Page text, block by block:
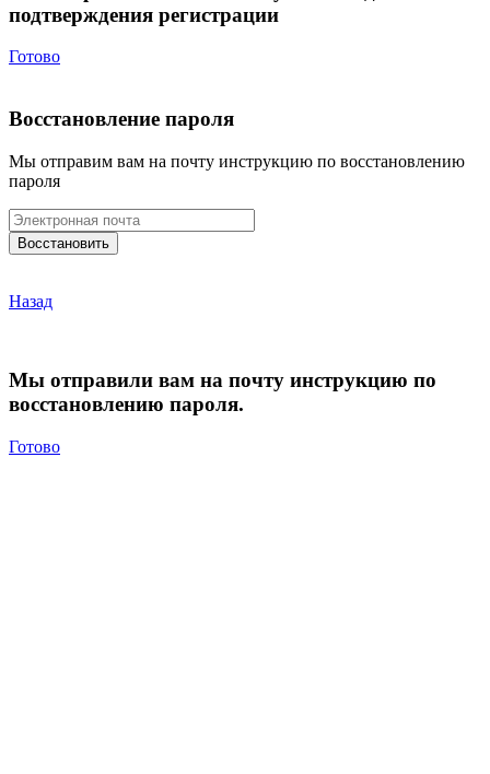
подтверждения регистрации
Готово
Восстановление пароля
Мы отправим вам на почту инструкцию по восстановлению
пароля
Назад
Мы отправили вам на почту инструкцию по
восстановлению пароля.
Готово